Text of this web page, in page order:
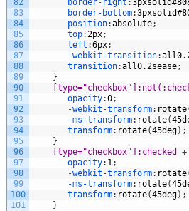
83
84
85
86
87
88
89
90
91
92
93
94
95
96
97
98
99
100
101
border-bottom:3pxsolid
position:absolute;
top: 2px;
left :6px;
-webkit-transition:all
transition:all0.2sease;
}
opacity:0;
-webkit-transform: rotate
-ms-transform: rotate(
transform: rotate(45deg) ;
}
[type="checkbox"]:checked
opacity: 1 ;
-webkit-transform: rotate
-ms-transform: rotate(
transform: rotate(45deg) ;
}